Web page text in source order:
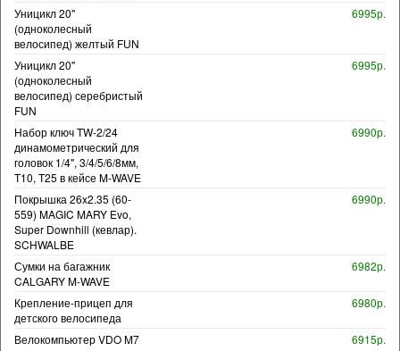
Уницикл 20"
(одноколесный
велосипед) желтый FUN
6995р.
Уницикл 20"
(одноколесный
велосипед) серебристый
FUN
6995р.
Набор ключ TW-2/24
динамометрический для
головок 1/4", 3/4/5/6/8мм,
T10, T25 в кейсе M-WAVE
6990р.
Покрышка 26x2.35 (60-
559) MAGIC MARY Evo,
Super Downhill (кевлар).
SCHWALBE
6990р.
Сумки на багажник
CALGARY M-WAVE
6982р.
Крепление-прицеп для
детского велосипеда
6980р.
Велокомпьютер VDO M7
6915р.